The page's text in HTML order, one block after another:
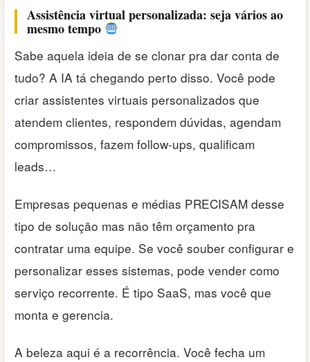
Assistência virtual personalizada: seja vários ao
mesmo tempo
Sabe aquela ideia de se clonar pra dar conta de
tudo? A IA tá chegando perto disso. Você pode
criar assistentes virtuais personalizados que
atendem clientes, respondem dúvidas, agendam
compromissos, fazem follow-ups, qualificam
leads…
Empresas pequenas e médias PRECISAM desse
tipo de solução mas não têm orçamento pra
contratar uma equipe. Se você souber configurar e
personalizar esses sistemas, pode vender como
serviço recorrente. É tipo SaaS, mas você que
monta e gerencia.
A beleza aqui é a recorrência. Você fecha um